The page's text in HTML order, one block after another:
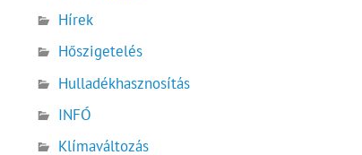
Hírek
Hőszigetelés
Hulladékhasznosítás
INFÓ
Klímaváltozás